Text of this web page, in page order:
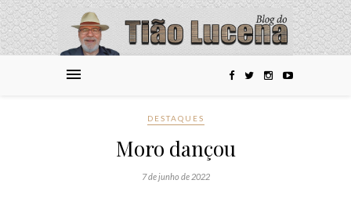
DESTAQUES
Moro dançou
7 de junho de 2022